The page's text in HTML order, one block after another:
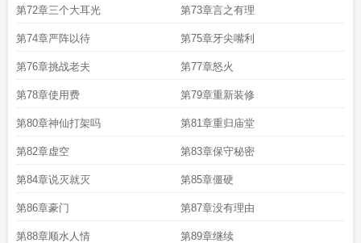
第72章三个大耳光 第73章言之有理
第74章严阵以待 第75章牙尖嘴利
第76章挑战老夫 第77章怒火
第78章使用费 第79章重新装修
第80章神仙打架吗 第81章重归庙堂
第82章虚空 第83章保守秘密
第84章说灭就灭 第85章僵硬
第86章豪门 第87章没有理由
第88章顺水人情 第89章继续